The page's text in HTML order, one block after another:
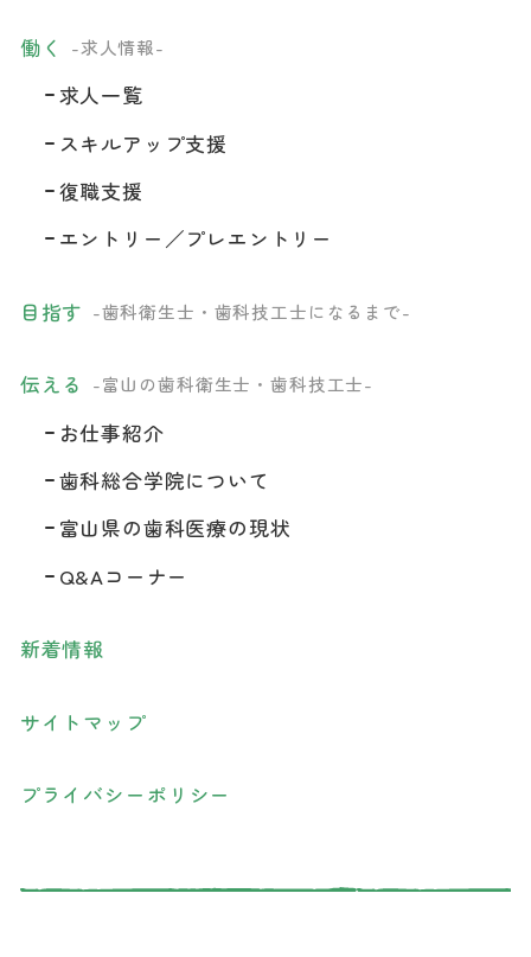
働く -求人情報-
求人一覧
スキルアップ支援
復職支援
エントリー／プレエントリー
目指す -歯科衛生士・歯科技工士になるまで-
伝える -富山の歯科衛生士・歯科技工士-
お仕事紹介
歯科総合学院について
富山県の歯科医療の現状
Q&Aコーナー
新着情報
サイトマップ
プライバシーポリシー